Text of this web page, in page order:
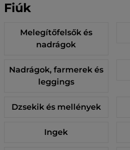
Fiúk
Melegítőfelsők és
nadrágok
Nadrágok, farmerek és
leggings
Dzsekik és mellények
Ingek